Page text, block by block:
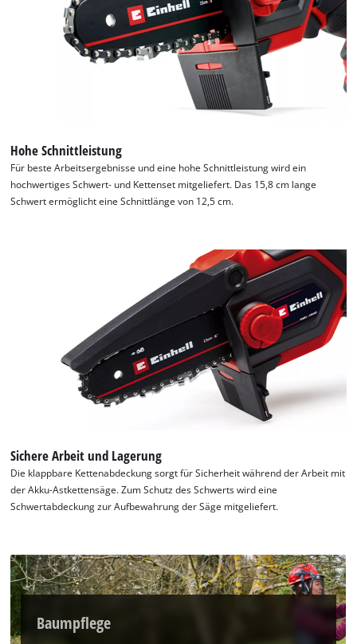
Wir benötigen deine Zustimmung, um
Google Maps laden zu können!
This content is not permitted to load due
to trackers that are not disclosed to the
visitor. The website owner needs to setup
the site with their CMP to add this content
Management Platform
Hohe Schnittleistung
Für beste Arbeitsergebnisse und eine hohe Schnittleistung wird ein
hochwertiges Schwert- und Kettenset mitgeliefert. Das 15,8 cm lange
Schwert ermöglicht eine Schnittlänge von 12,5 cm.
Sichere Arbeit und Lagerung
Die klappbare Kettenabdeckung sorgt für Sicherheit während der Arbeit mit
der Akku-Astkettensäge. Zum Schutz des Schwerts wird eine
Schwertabdeckung zur Aufbewahrung der Säge mitgeliefert.
Baumpflege